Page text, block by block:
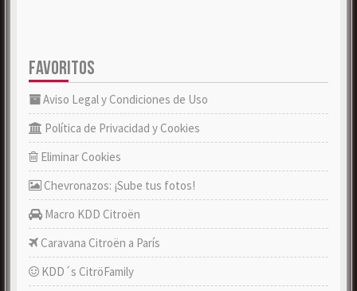
FAVORITOS
Aviso Legal y Condiciones de Uso
Política de Privacidad y Cookies
Eliminar Cookies
Chevronazos: ¡Sube tus fotos!
Macro KDD Citroën
Caravana Citroën a París
KDD´s CitröFamily